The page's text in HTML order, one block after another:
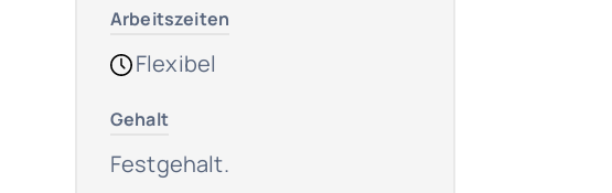
Arbeitszeiten
Flexibel
Gehalt
Festgehalt.